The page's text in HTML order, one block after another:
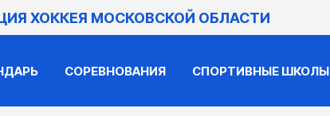
ХОККЕЯ МОСКОВСКОЙ ОБЛАСТИ
СОРЕВНОВАНИЯ СПОРТИВНЫЕ ШКОЛЫ